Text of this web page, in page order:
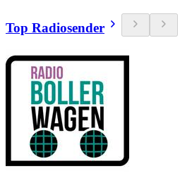
Top Radiosender